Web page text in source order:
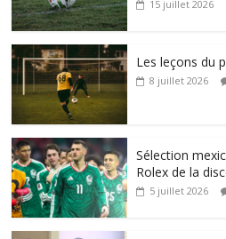
15 juillet 2026
Les leçons du
8 juillet 2026
Sélection
Rolex de la
5 juillet 2026